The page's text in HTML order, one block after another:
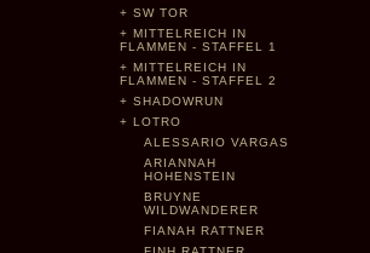
+ SW TOR
+ MITTELREICH IN
FLAMMEN - STAFFEL 1
+ MITTELREICH IN
FLAMMEN - STAFFEL 2
+ SHADOWRUN
+ LOTRO
ALESSARIO VARGAS
ARIANNAH
HOHENSTEIN
BRUYNE
WILDWANDERER
FIANAH RATTNER